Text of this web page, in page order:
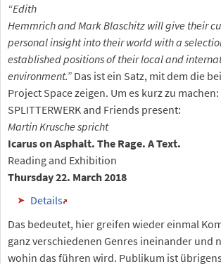
“Edith
Hemmrich and Mark Blaschitz will give their
personal insight into their world with a
established positions of their local and
environment.” Das ist ein Satz, mit dem die
Project Space zeigen. Um es kurz zu machen:
SPLITTERWERK and Friends present:
Martin Krusche spricht
Icarus on Asphalt. The Rage. A Text.
Reading and Exhibition
Thursday 22. March 2018
Details
Das bedeutet, hier greifen wieder einmal
ganz verschiedenen Genres ineinander und
wohin das führen wird. Publikum ist